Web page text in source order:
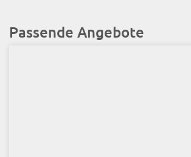
Passende Angebote